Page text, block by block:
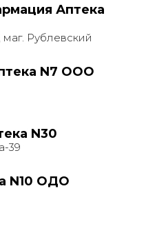
Аптека
Рублевский
N7 ООО
N30
39
N10 ОДО